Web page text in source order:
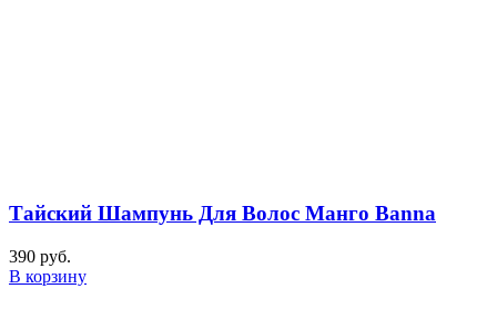
Тайский Шампунь Для Волос Манго Banna
390 руб.
В корзину